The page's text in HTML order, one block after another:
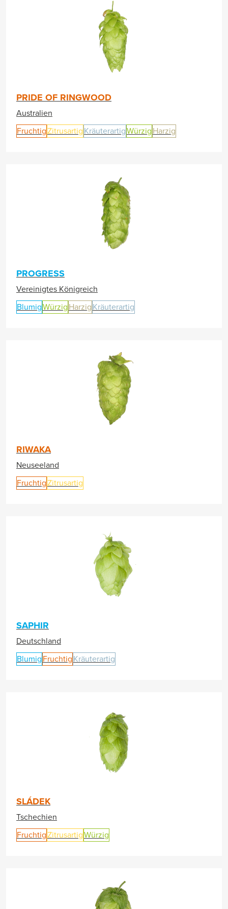
PRIDE OF RINGWOOD
Australien
FruchtigZitrusartig KräuterartigWürzig Harzig
PROGRESS
Vereinigtes Königreich
BlumigWürzig Harzig Kräuterartig
RIWAKA
Neuseeland
FruchtigZitrusartig
SAPHIR
Deutschland
Blumig Fruchtig Kräuterartig
SLÁDEK
Tschechien
FruchtigZitrusartigWürzig